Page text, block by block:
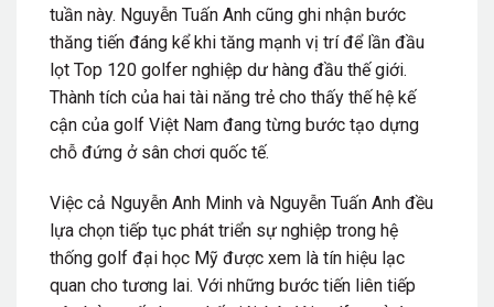
tuần này. Nguyễn Tuấn Anh cũng ghi nhận bước
thăng tiến đáng kể khi tăng mạnh vị trí để lần đầu
lọt Top 120 golfer nghiệp dư hàng đầu thế giới.
Thành tích của hai tài năng trẻ cho thấy thế hệ kế
cận của golf Việt Nam đang từng bước tạo dựng
chỗ đứng ở sân chơi quốc tế.
Việc cả Nguyễn Anh Minh và Nguyễn Tuấn Anh đều
lựa chọn tiếp tục phát triển sự nghiệp trong hệ
thống golf đại học Mỹ được xem là tín hiệu lạc
quan cho tương lai. Với những bước tiến liên tiếp